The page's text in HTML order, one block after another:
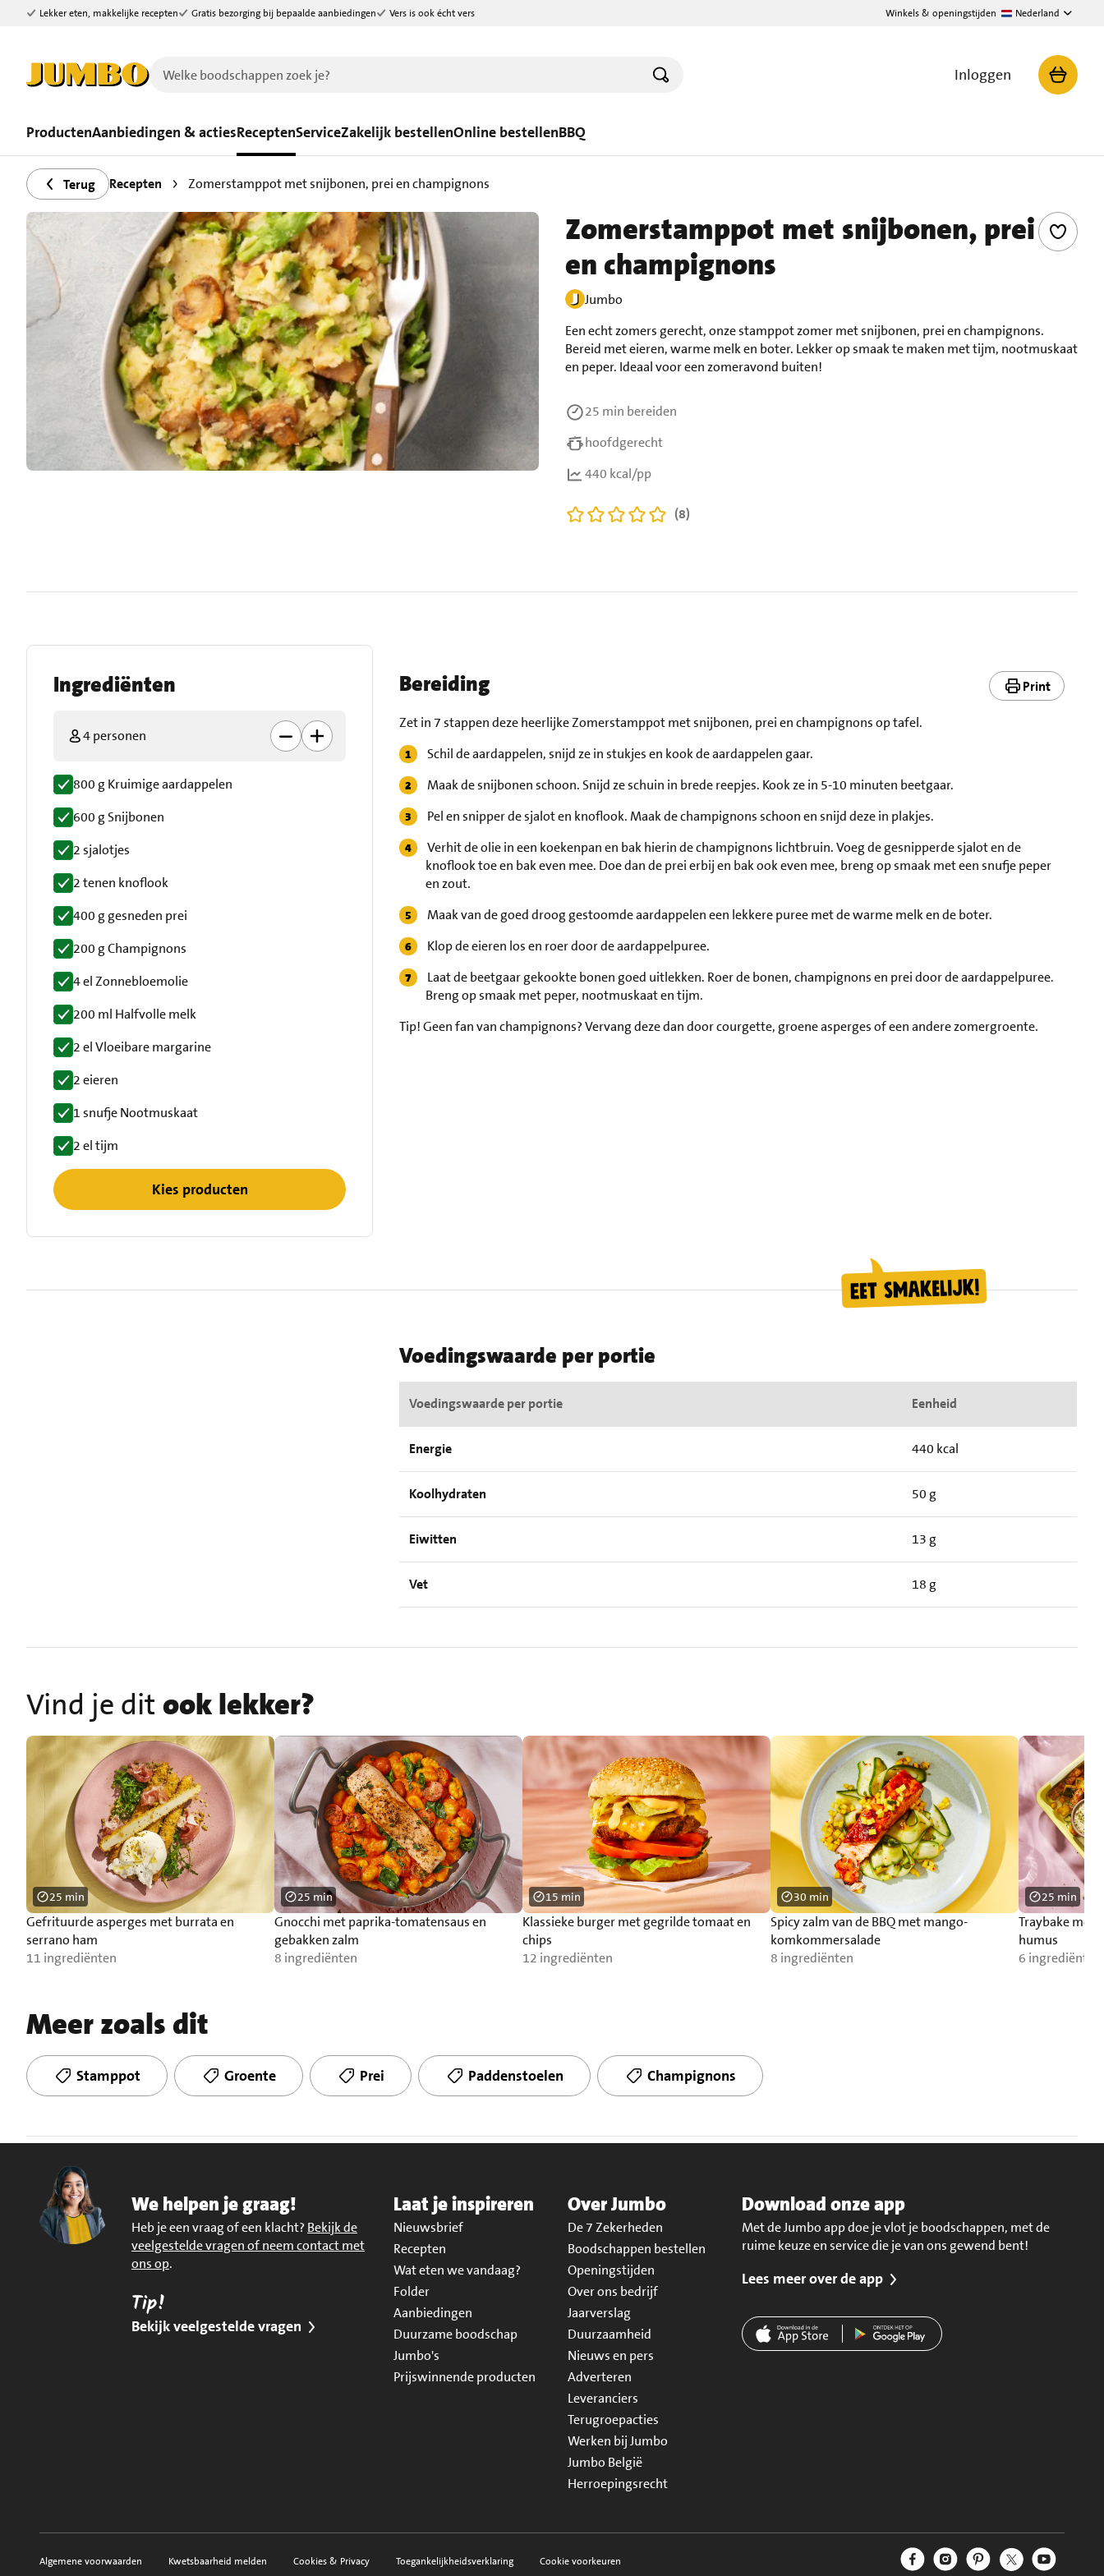
Ga naar zoeken
Ga naar hoofdinhoud
Lekker eten, makkelijke recepten Gratis bezorging bij bepaalde aanbiedingen Vers is ook écht vers Winkels & openingstijden Nederland
Inloggen
ProductenAanbiedingen & actiesReceptenServiceZakelijk bestellenOnline bestellenBBQ
Terug Recepten Zomerstamppot met snijbonen, prei en champignons
Zomerstamppot met snijbonen, prei
en champignons
Jumbo
Een echt zomers gerecht, onze stamppot zomer met snijbonen, prei en champignons.
Bereid met eieren, warme melk en boter. Lekker op smaak te maken met tijm, nootmuskaat
en peper. Ideaal voor een zomeravond buiten!
25 min bereiden
hoofdgerecht
440 kcal/pp
(8)
Ingrediënten
4 personen
800 g Kruimige aardappelen
600 g Snijbonen
2 sjalotjes
2 tenen knoflook
400 g gesneden prei
200 g Champignons
4 el Zonnebloemolie
200 ml Halfvolle melk
2 el Vloeibare margarine
2 eieren
1 snufje Nootmuskaat
2 el tijm
Kies producten
Bereiding Print
Zet in 7 stappen deze heerlijke Zomerstamppot met snijbonen, prei en champignons op tafel.
Schil de aardappelen, snijd ze in stukjes en kook de aardappelen gaar.
Maak de snijbonen schoon. Snijd ze schuin in brede reepjes. Kook ze in 5-10 minuten beetgaar.
Pel en snipper de sjalot en knoflook. Maak de champignons schoon en snijd deze in plakjes.
Verhit de olie in een koekenpan en bak hierin de champignons lichtbruin. Voeg de gesnipperde sjalot en de
knoflook toe en bak even mee. Doe dan de prei erbij en bak ook even mee, breng op smaak met een snufje peper
en zout.
Maak van de goed droog gestoomde aardappelen een lekkere puree met de warme melk en de boter.
Klop de eieren los en roer door de aardappelpuree.
Laat de beetgaar gekookte bonen goed uitlekken. Roer de bonen, champignons en prei door de aardappelpuree.
Breng op smaak met peper, nootmuskaat en tijm.
Tip! Geen fan van champignons? Vervang deze dan door courgette, groene asperges of een andere zomergroente.
Voedingswaarde per portie
Voedingswaarde per portie Eenheid
Energie 440 kcal
Koolhydraten 50 g
Eiwitten 13 g
Vet 18 g
Vind je ditook lekker?
Gefrituurde asperges met burrata en
serrano ham
11 ingrediënten
25 min
Gnocchi met paprika-tomatensaus en
gebakken zalm
8 ingrediënten
25 min
Klassieke burger met gegrilde tomaat en
chips
12 ingrediënten
15 min
Spicy zalm van de BBQ met mango-
komkommersalade
8 ingrediënten
30 min
Traybake met
humus
6 ingrediënten
25 min
Meer zoals dit
Stamppot Groente Prei Paddenstoelen Champignons
We helpen je graag!
Heb je een vraag of een klacht? Bekijk de
veelgestelde vragen of neem contact met
ons op.
Tip!
Bekijk veelgestelde vragen
Laat je inspireren
Nieuwsbrief
Recepten
Wat eten we vandaag?
Folder
Aanbiedingen
Duurzame boodschap
Jumbo's
Prijswinnende producten
Over Jumbo
De 7 Zekerheden
Boodschappen bestellen
Openingstijden
Over ons bedrijf
Jaarverslag
Duurzaamheid
Nieuws en pers
Adverteren
Leveranciers
Terugroepacties
Werken bij Jumbo
Jumbo België
Herroepingsrecht
Download onze app
Met de Jumbo app doe je vlot je boodschappen, met de
ruime keuze en service die je van ons gewend bent!
Lees meer over de app
Algemene voorwaarden Kwetsbaarheid melden Cookies & Privacy Toegankelijkheidsverklaring Cookie voorkeuren Volg ons
Jumbo Facebook
Jumbo Instagram
Jumbo Pinterest
Jumbo Twitter
Jumbo